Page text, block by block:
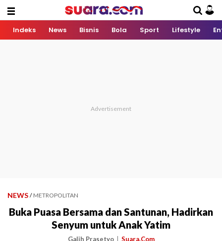
Indeks News Bisnis Bola Sport Lifestyle
NEWS / METROPOLITAN
Buka Puasa Bersama dan Santunan, Hadirkan
Senyum untuk Anak Yatim
Galih Prasetyo Suara.Com